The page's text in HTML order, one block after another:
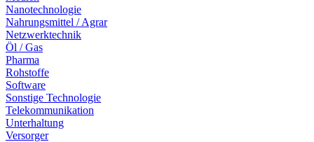
Nanotechnologie
Nahrungsmittel / Agrar
Netzwerktechnik
Öl / Gas
Pharma
Rohstoffe
Software
Sonstige Technologie
Telekommunikation
Unterhaltung
Versorger